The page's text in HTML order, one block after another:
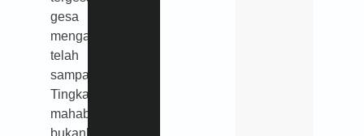
gesa
mengaku
telah
sampai.
Tingkatan
mahabbah
bukanlah